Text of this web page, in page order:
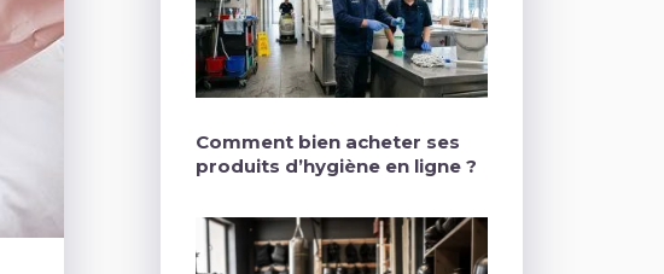
Comment bien acheter ses
produits d’hygiène en ligne ?